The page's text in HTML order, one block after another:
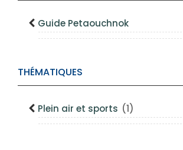
Guide Petaouchnok
THÉMATIQUES
Plein air et sports (1)